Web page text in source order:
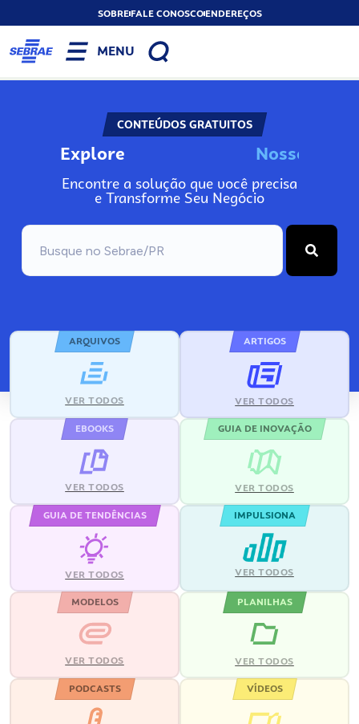
SOBREFALE CONOSCOENDEREÇOS
MENU
CONTEÚDOS GRATUITOS
Explore No
Encontre a solução que você precisa
e Transforme Seu Negócio
ARQUIVOS
VER TODOS
ARTIGOS
VER TODOS
EBOOKS
VER TODOS
GUIA DE INOVAÇÃO
VER TODOS
GUIA DE TENDÊNCIAS
VER TODOS
IMPULSIONA
VER TODOS
MODELOS
VER TODOS
PLANILHAS
VER TODOS
PODCASTS VÍDEOS